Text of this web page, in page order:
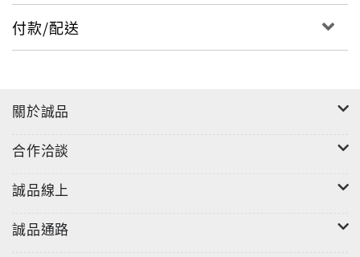
本書作者以人類學民族誌為理論與方法的基礎，針對石
岡傳統美食小舖婦女於921災後的生活進行深度訪談、
觀察、參與體驗。透過婦女口述與實踐的方式，理解婦
付款/配送
關於誠品
合作洽談
誠品線上
誠品通路